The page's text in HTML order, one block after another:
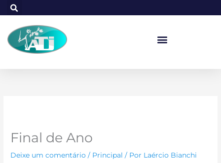
para
conteúdo
Final de Ano
Deixe um comentário / Principal / Por Laércio Bianchi